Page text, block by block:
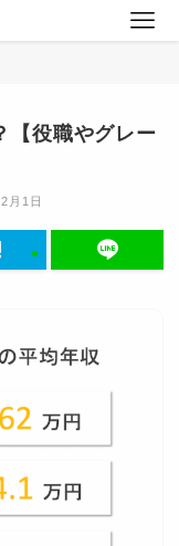
【役職やグレー
月1日